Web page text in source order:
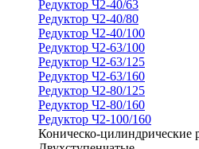
Редуктор Ч2-40/63
Редуктор Ч2-40/80
Редуктор Ч2-40/100
Редуктор Ч2-63/100
Редуктор Ч2-63/125
Редуктор Ч2-63/160
Редуктор Ч2-80/125
Редуктор Ч2-80/160
Редуктор Ч2-100/160
Коническо-цилиндрические